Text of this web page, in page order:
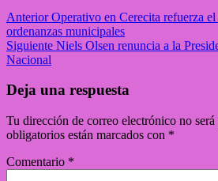
AnteriorOperativo en Cerecita refuerza
ordenanzas municipales
Siguiente Niels Olsen renuncia a la
Nacional
Deja una respuesta
Tu dirección de correo electrónico no será
obligatorios están marcados con *
Comentario *